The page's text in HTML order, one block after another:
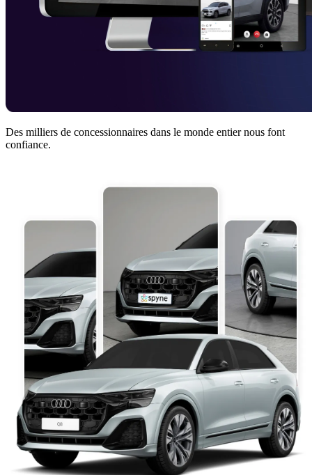
Des milliers de concessionnaires dans le monde entier nous font
confiance.